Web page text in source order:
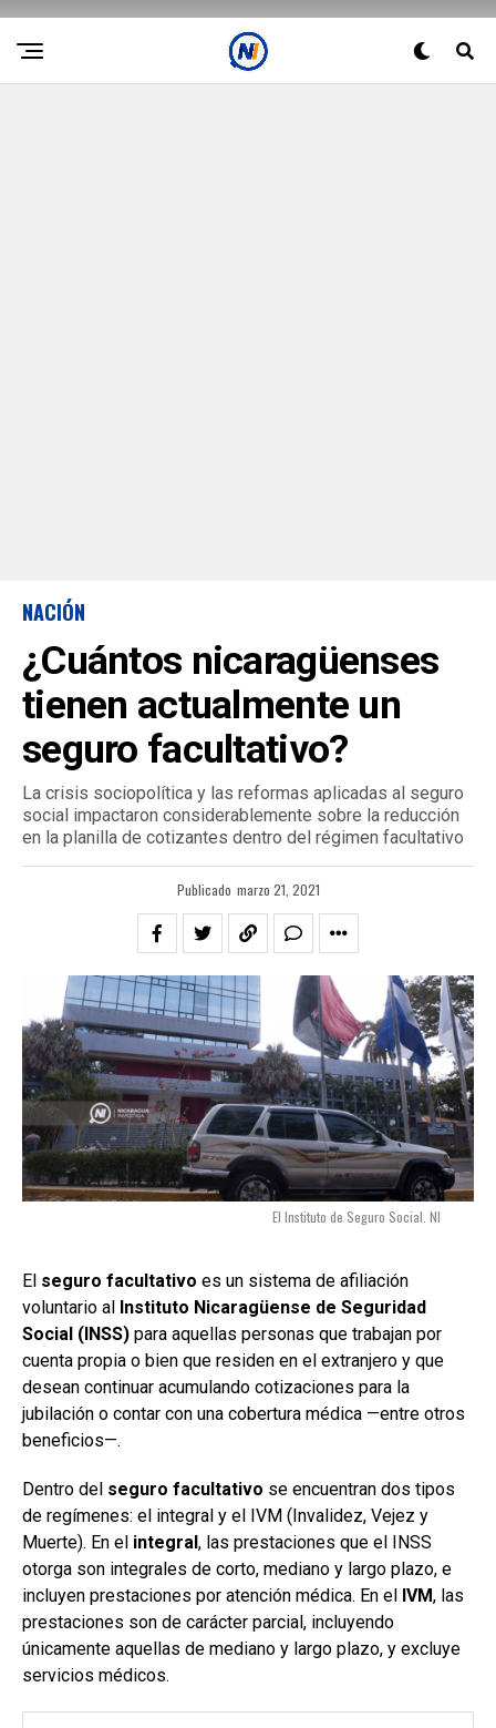
NACIÓN
¿Cuántos nicaragüenses
tienen actualmente un
seguro facultativo?
La crisis sociopolítica y las reformas aplicadas al seguro
social impactaron considerablemente sobre la reducción
en la planilla de cotizantes dentro del régimen facultativo
Publicado marzo 21, 2021
El Instituto de Seguro Social. NI
El seguro facultativo es un sistema de afiliación
voluntario al Instituto Nicaragüense de Seguridad
Social (INSS) para aquellas personas que trabajan por
cuenta propia o bien que residen en el extranjero y que
desean continuar acumulando cotizaciones para la
jubilación o contar con una cobertura médica —entre otros
beneficios—.
Dentro del seguro facultativo se encuentran dos tipos
de regímenes: el integral y el IVM (Invalidez, Vejez y
Muerte). En el integral, las prestaciones que el INSS
otorga son integrales de corto, mediano y largo plazo, e
incluyen prestaciones por atención médica. En el IVM, las
prestaciones son de carácter parcial, incluyendo
únicamente aquellas de mediano y largo plazo, y excluye
servicios médicos.